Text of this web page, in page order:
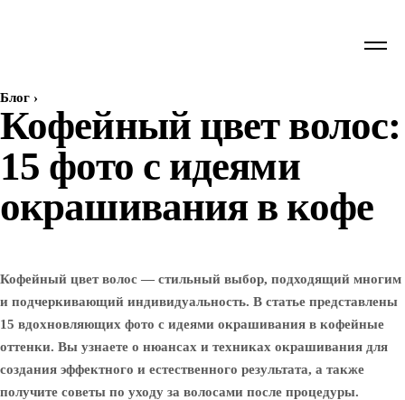
Блог ›
Кофейный цвет волос:
15 фото с идеями
окрашивания в кофе
Кофейный цвет волос — стильный выбор, подходящий многим
и подчеркивающий индивидуальность. В статье представлены
15 вдохновляющих фото с идеями окрашивания в кофейные
оттенки. Вы узнаете о нюансах и техниках окрашивания для
создания эффектного и естественного результата, а также
получите советы по уходу за волосами после процедуры.